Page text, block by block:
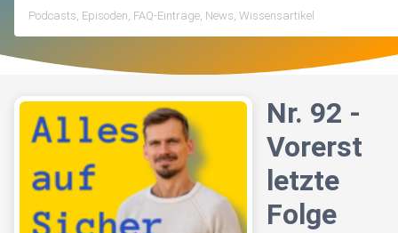
Nr. 92 -
Vorerst
letzte
Folge